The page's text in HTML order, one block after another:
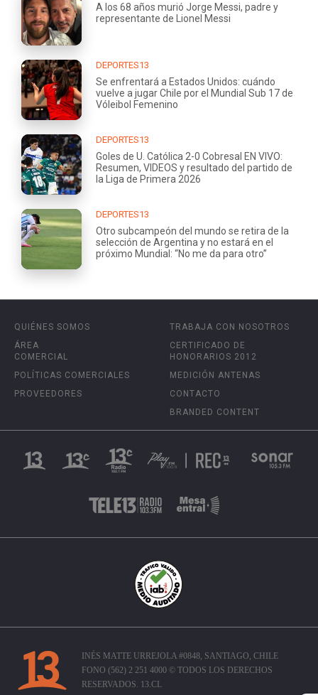
A los 68 años murió Jorge Messi, padre y
representante de Lionel Messi
DEPORTES13
Se enfrentará a Estados Unidos: cuándo
vuelve a jugar Chile por el Mundial Sub 17 de
Vóleibol Femenino
DEPORTES13
Goles de U. Católica 2-0 Cobresal EN VIVO:
Resumen, VIDEOS y resultado del partido de
la Liga de Primera 2026
DEPORTES13
Otro subcampeón del mundo se retira de la
selección de Argentina y no estará en el
próximo Mundial: “No me da para otro”
QUIÉNES SOMOS
ÁREA
COMERCIAL
POLÍTICAS COMERCIALES
PROVEEDORES
TRABAJA CON NOSOTROS
CERTIFICADO DE
HONORARIOS 2012
MEDICIÓN ANTENAS
CONTACTO
BRANDED CONTENT
INÉS MATTE URREJOLA #0848, SANTIAGO, CHILE
FONO (562) 2 251 4000 © TODOS LOS DERECHOS
RESERVADOS. 13.CL